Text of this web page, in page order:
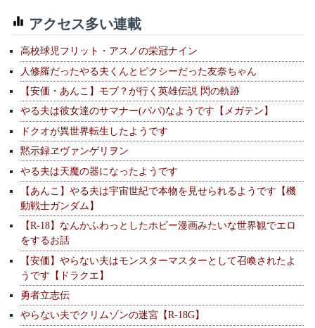
アクセス多い連載
高校球児フリット・アスノの栄冠ナイン
人修羅だったやる夫くんとピクシーだった友奈ちゃん
【安価・あんこ】モブ？が行く英雄伝説 閃の軌跡
やる夫は彼女達のサマナー(パパ)なようです【メガテン】
ドクオが異世界転生したようです
黙示録ヱヴァンゲリヲン
やる夫は天魔の器になったようです
【あんこ】やる夫は宇宙世紀で本物を見せられるようです【機
動戦士ガンダム】
【R-18】なんかふわっとしたホビー漫画みたいな世界観でエロ
をするお話
【安価】やらない夫はモンスターマスターとして召喚されたよ
うです【ドラクエ】
勇者立志伝
やらない夫でクリムゾンの迷宮【R-18G】